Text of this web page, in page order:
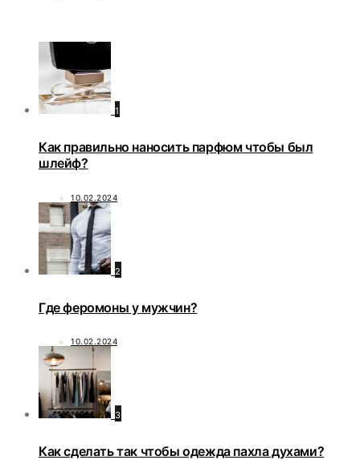
1
Как правильно наносить парфюм чтобы был
шлейф?
10.02.2024
2
Где феромоны у мужчин?
10.02.2024
3
Как сделать так чтобы одежда пахла духами?